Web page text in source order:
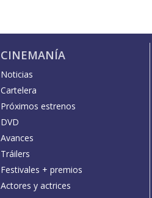
CINEMANÍA
Noticias
Cartelera
Próximos estrenos
DVD
Avances
Tráilers
Festivales + premios
Actores y actrices